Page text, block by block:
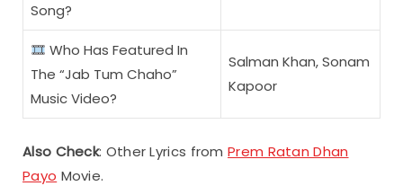
Song?
Who Has Featured In
The “Jab Tum Chaho”
Music Video?
Salman Khan, Sonam
Kapoor
Also Check: Other Lyrics fromPrem Ratan Dhan
Payo Movie.